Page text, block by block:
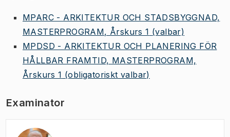
MPARC - ARKITEKTUR OCH STADSBYGGNAD,
MASTERPROGRAM, Årskurs 1 (valbar)
MPDSD - ARKITEKTUR OCH PLANERING FÖR
HÅLLBAR FRAMTID, MASTERPROGRAM,
Årskurs 1 (obligatoriskt valbar)
Examinator